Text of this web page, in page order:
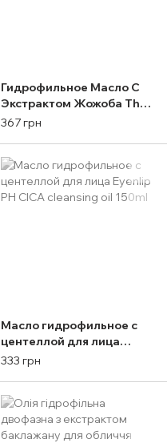
Гидрофильное Масло С
Экстрактом Жожоба The
Saem Natural Condition
367 грн
Масло гидрофильное с
центеллой для лица
Eyenlip PH CICA cleansing
333 грн